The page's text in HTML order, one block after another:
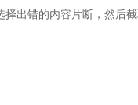
出错的内容片断，然后